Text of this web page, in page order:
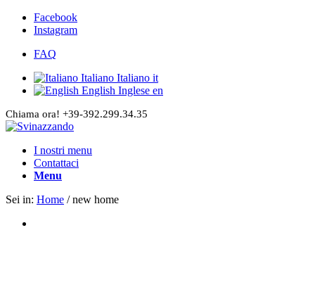
Facebook
Instagram
FAQ
Italiano Italiano it
English Inglese en
Chiama ora! +39-392.299.34.35
I nostri menu
Contattaci
Menu
Sei in: Home / new home